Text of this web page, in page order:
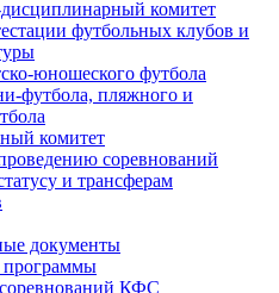
комитет
футбольных клубов и
юношеского футбола
футбола, пляжного и
комитет
соревнований
и трансферам
документы
программы
КФС